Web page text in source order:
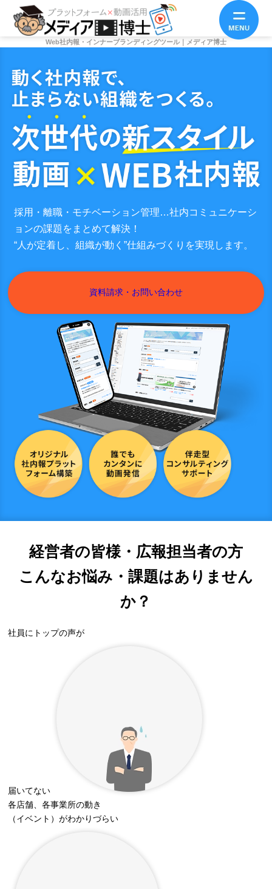
Web社内報・インナーブランディングツール｜メディア博士
採用・離職・モチベーション管理…社内コミュニケーシ
ョンの課題をまとめて解決！
“人が定着し、組織が動く”仕組みづくりを実現します。
資料請求・お問い合わせ
経営者の皆様・広報担当者の方
こんなお悩み・課題はありません
か？
社員にトップの声が
届いてない
各店舗、各事業所の動き
（イベント）がわかりづらい